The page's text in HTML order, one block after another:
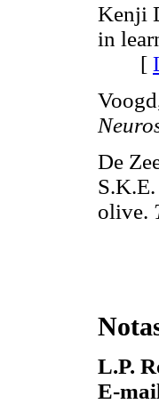
Kenji
in
[
De
olive.
L.P.
E-